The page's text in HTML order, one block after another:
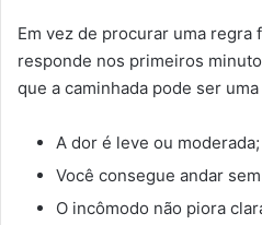
Em vez de procurar uma regra
responde nos primeiros
que a caminhada pode ser
A dor é leve ou moderada;
Você consegue andar
O incômodo não piora